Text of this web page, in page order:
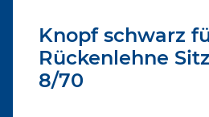
Knopf schwarz
Rückenlehne
8/70